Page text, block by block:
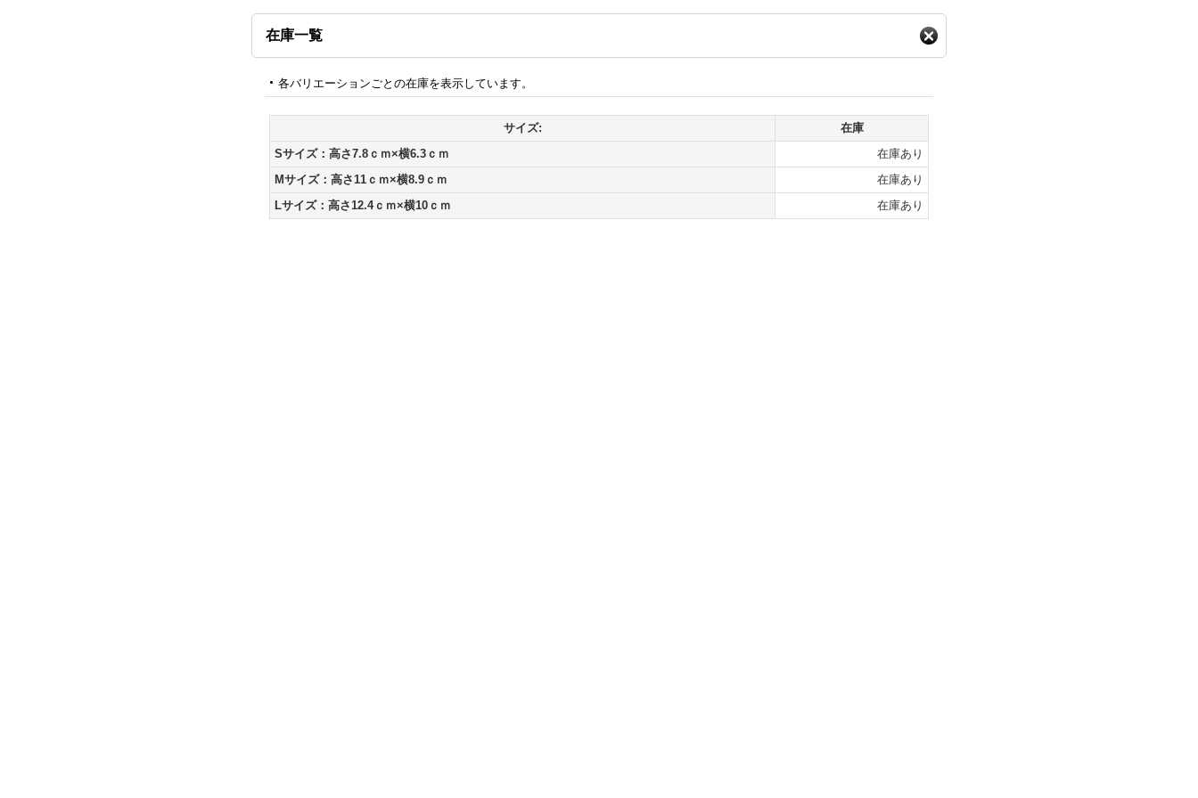
在庫一覧
各バリエーションごとの在庫を表示しています。
サイズ:
在庫
Sサイズ：高さ7.8ｃｍ×横6.3ｃｍ
在庫あり
Mサイズ：高さ11ｃｍ×横8.9ｃｍ
在庫あり
Lサイズ：高さ12.4ｃｍ×横10ｃｍ
在庫あり